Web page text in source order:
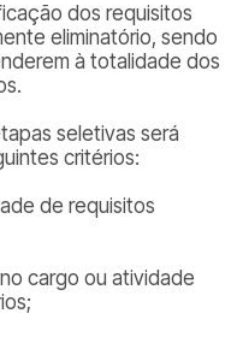
dos requisitos
eliminatório, sendo
à totalidade dos
seletivas será
critérios:
de requisitos
cargo ou atividade